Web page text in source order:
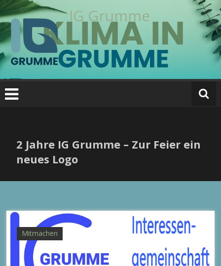
Zum
Inhalt
springen
IG Grumme
2 Jahre IG Grumme – Zur Feier ein
neues Logo
Mitmachen